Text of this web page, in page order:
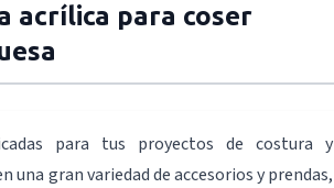
acrílica para coser
para tus proyectos de costura y
una gran variedad de accesorios y prendas,